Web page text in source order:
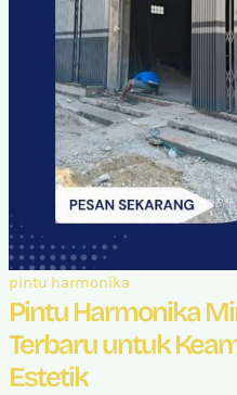
pintu harmonika
Pintu Harmonika
Terbaru untuk
Estetik